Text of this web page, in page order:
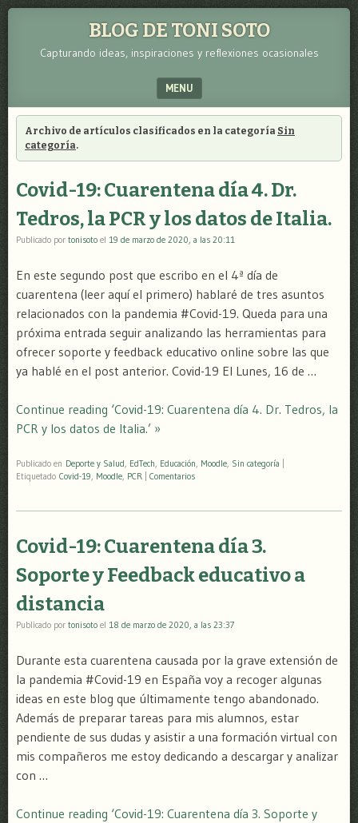
BLOG DE TONI SOTO
Capturando ideas, inspiraciones y reflexiones ocasionales
MENU
SKIP TO CONTENT
Archivo de artículos clasificados en la categoría Sin
categoría.
Covid-19: Cuarentena día 4. Dr.
Tedros, la PCR y los datos de Italia.
Publicado por tonisoto el 19 de marzo de 2020, a las 20:11
En este segundo post que escribo en el 4ª día de
cuarentena (leer aquí el primero) hablaré de tres asuntos
relacionados con la pandemia #Covid-19. Queda para una
próxima entrada seguir analizando las herramientas para
ofrecer soporte y feedback educativo online sobre las que
ya hablé en el post anterior. Covid-19 El Lunes, 16 de …
Continue reading ‘Covid-19: Cuarentena día 4. Dr. Tedros, la
PCR y los datos de Italia.’ »
Publicado en Deporte y Salud, EdTech, Educación, Moodle, Sin categoría
Etiquetado Covid-19, Moodle, PCR Comentarios
Covid-19: Cuarentena día 3.
Soporte y Feedback educativo a
distancia
Publicado por tonisoto el 18 de marzo de 2020, a las 23:37
Durante esta cuarentena causada por la grave extensión de
la pandemia #Covid-19 en España voy a recoger algunas
ideas en este blog que últimamente tengo abandonado.
Además de preparar tareas para mis alumnos, estar
pendiente de sus dudas y asistir a una formación virtual con
mis compañeros me estoy dedicando a descargar y analizar
con …
Continue reading ‘Covid-19: Cuarentena día 3. Soporte y